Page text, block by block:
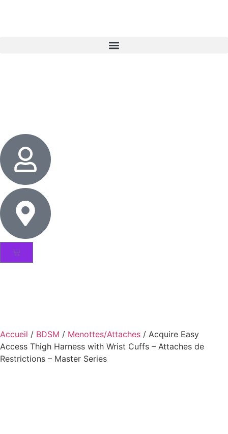
Accueil / BDSM / Menottes/Attaches / Acquire Easy
Access Thigh Harness with Wrist Cuffs – Attaches de
Restrictions – Master Series